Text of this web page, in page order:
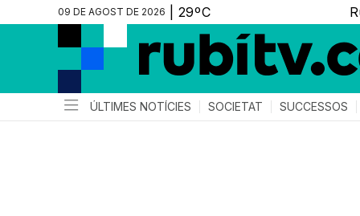
09 DE AGOST DE 2026
ÚLTIMES NOTÍCIES SOCIETAT SUCCESSOS